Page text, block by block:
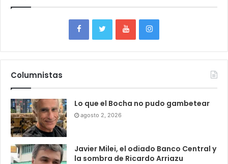
Columnistas
Lo que el Bocha no pudo gambetear
agosto 2, 2026
Javier Milei, el odiado Banco Central y
la sombra de Ricardo Arriazu